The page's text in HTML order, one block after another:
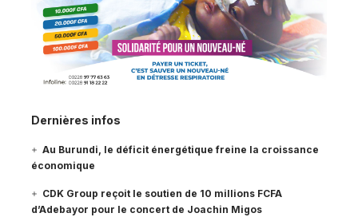
Dernières infos
Au Burundi, le déficit énergétique freine la croissance
économique
CDK Group reçoit le soutien de 10 millions FCFA
d’Adebayor pour le concert de Joachin Migos